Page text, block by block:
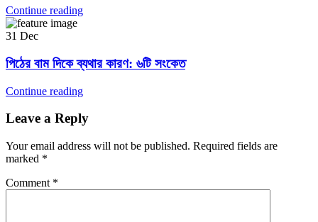
Continue reading
31 Dec
পিঠের বাম দিকে ব্যথার কারণ: ৬টি সংকেত
Continue reading
Leave a Reply
Your email address will not be published. Required fields are
marked *
Comment *